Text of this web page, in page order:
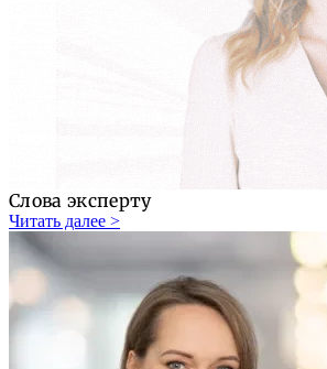
Слова эксперту
Читать далее >